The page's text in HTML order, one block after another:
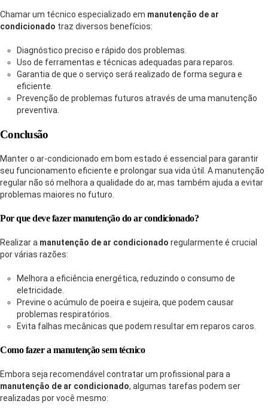
Chamar um técnico especializado em manutenção de ar
condicionado traz diversos benefícios:
Diagnóstico preciso e rápido dos problemas.
Uso de ferramentas e técnicas adequadas para reparos.
Garantia de que o serviço será realizado de forma segura e
eficiente.
Prevenção de problemas futuros através de uma manutenção
preventiva.
Conclusão
Manter o ar-condicionado em bom estado é essencial para garantir
seu funcionamento eficiente e prolongar sua vida útil. A manutenção
regular não só melhora a qualidade do ar, mas também ajuda a evitar
problemas maiores no futuro.
Por que deve fazer manutenção do ar condicionado?
Realizar a manutenção de ar condicionado regularmente é crucial
por várias razões:
Melhora a eficiência energética, reduzindo o consumo de
eletricidade.
Previne o acúmulo de poeira e sujeira, que podem causar
problemas respiratórios.
Evita falhas mecânicas que podem resultar em reparos caros.
Como fazer a manutenção sem técnico
Embora seja recomendável contratar um profissional para a
manutenção de ar condicionado, algumas tarefas podem ser
realizadas por você mesmo: